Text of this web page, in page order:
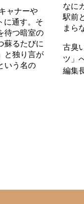
ャナーや
に通す。そ
待つ暗室の
蘇るたびに
と独り言が
いう名の
なに
駅前
まら
古臭
ツ」
編集